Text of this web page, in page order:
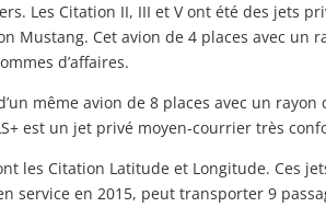
Les Citation II, III et V ont été des jets
Mustang. Cet avion de 4 places avec un
d’affaires.
même avion de 8 places avec un
est un jet privé moyen-courrier très
les Citation Latitude et Longitude. Ces
service en 2015, peut transporter 9